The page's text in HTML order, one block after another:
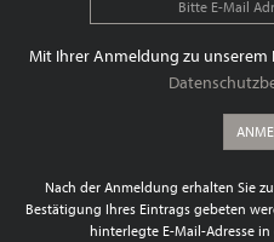
Mit Ihrer Anmeldung zu unserem
Nach der Anmeldung erhalten Sie
Bestätigung Ihres Eintrags gebeten
hinterlegte E-Mail-Adresse